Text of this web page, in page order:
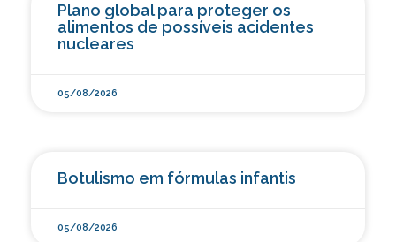
Plano global para proteger os
alimentos de possíveis acidentes
nucleares
05/08/2026
Botulismo em fórmulas infantis
05/08/2026